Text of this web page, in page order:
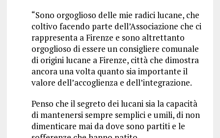
“Sono orgoglioso delle mie radici lucane, che
coltivo facendo parte dell’Associazione che ci
rappresenta a Firenze e sono altrettanto
orgoglioso di essere un consigliere comunale
di origini lucane a Firenze, città che dimostra
ancora una volta quanto sia importante il
valore dell’accoglienza e dell’integrazione.
Penso che il segreto dei lucani sia la capacità
di mantenersi sempre semplici e umili, di non
dimenticare mai da dove sono partiti e le